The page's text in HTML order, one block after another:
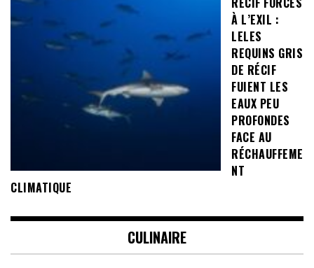
À L’EXIL :
LELES
REQUINS GRIS
DE RÉCIF
FUIENT LES
EAUX PEU
PROFONDES
FACE AU
RÉCHAUFFEME
NT
CLIMATIQUE
CULINAIRE